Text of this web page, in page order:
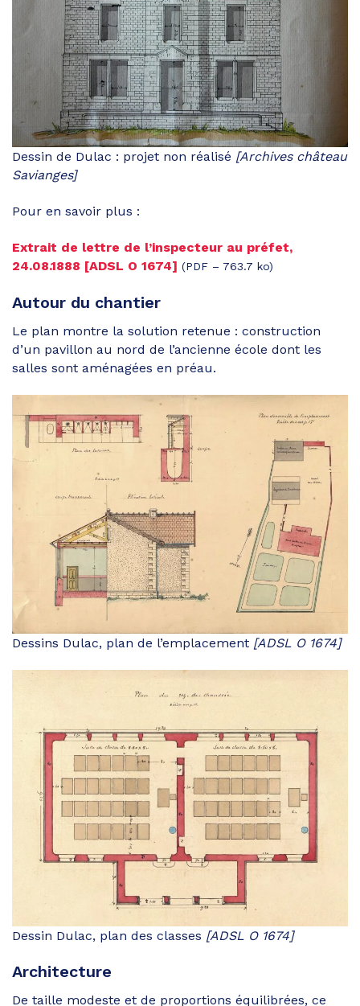
Dessin de Dulac : projet non réalisé [Archives château
Savianges]
Pour en savoir plus :
Extrait de lettre de l’inspecteur au préfet,
24.08.1888 [ADSL O 1674] (PDF – 763.7 ko)
Autour du chantier
Le plan montre la solution retenue : construction
d’un pavillon au nord de l’ancienne école dont les
salles sont aménagées en préau.
Dessins Dulac, plan de l’emplacement [ADSL O 1674]
Dessin Dulac, plan des classes [ADSL O 1674]
Architecture
De taille modeste et de proportions équilibrées, ce